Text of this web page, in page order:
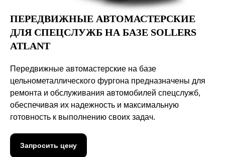
Нажимая на кнопку вы соглашаетесь с правилами
ПЕРЕДВИЖНЫЕ АВТОМАСТЕРСКИЕ
ДЛЯ СПЕЦСЛУЖБ НА БАЗЕ SOLLERS
ATLANT
Передвижные автомастерские на базе
цельнометаллического фургона предназначены для
ремонта и обслуживания автомобилей спецслужб,
обеспечивая их надежность и максимальную
готовность к выполнению своих задач.
Запросить цену